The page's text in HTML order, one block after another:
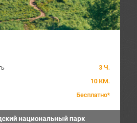
3 Ч.
10 КМ.
Бесплатно*
национальный парк